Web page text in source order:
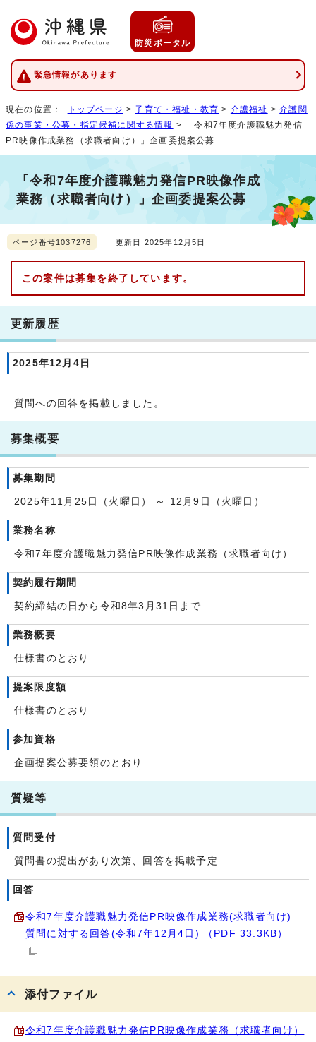
防災ポータル
緊急情報があります
現在の位置： トップページ >子育て・福祉・教育 > 介護福祉 >介護関
係の事業・公募・指定候補に関する情報 > 「令和7年度介護職魅力発信
PR映像作成業務（求職者向け）」企画委提案公募
「令和7年度介護職魅力発信PR映像作成
業務（求職者向け）」企画委提案公募
ページ番号1037276 更新日 2025年12月5日
この案件は募集を終了しています。
更新履歴
2025年12月4日
質問への回答を掲載しました。
募集概要
募集期間
2025年11月25日（火曜日） ～ 12月9日（火曜日）
業務名称
令和7年度介護職魅力発信PR映像作成業務（求職者向け）
契約履行期間
契約締結の日から令和8年3月31日まで
業務概要
仕様書のとおり
提案限度額
仕様書のとおり
参加資格
企画提案公募要領のとおり
質疑等
質問受付
質問書の提出があり次第、回答を掲載予定
回答
令和7年度介護職魅力発信PR映像作成業務(求職者向け)
質問に対する回答(令和7年12月4日) （PDF 33.3KB）
添付ファイル
令和7年度介護職魅力発信PR映像作成業務（求職者向け）